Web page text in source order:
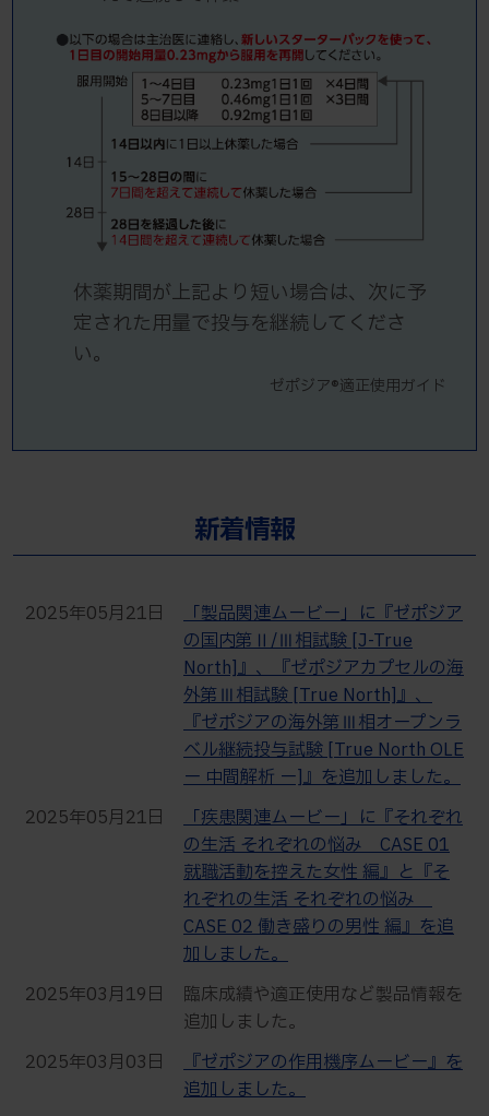
休薬期間が上記より短い場合は、次に予
定された用量で投与を継続してくださ
い。
ゼポジア®適正使用ガイド
新着情報
2025年05月21日
「製品関連ムービー」に『ゼポジア
の国内第Ⅱ/Ⅲ相試験 [J-True
North]』、『ゼポジアカプセルの海
外第Ⅲ相試験 [True North]』、
『ゼポジアの海外第Ⅲ相オープンラ
ベル継続投与試験 [True North OLE
ー 中間解析 ー]』を追加しました。
2025年05月21日
「疾患関連ムービー」に『それぞれ
の生活 それぞれの悩み CASE 01
就職活動を控えた女性 編』と『そ
れぞれの生活 それぞれの悩み
CASE 02 働き盛りの男性 編』を追
加しました。
2025年03月19日
臨床成績や適正使用など製品情報を
追加しました。
2025年03月03日
『ゼポジアの作用機序ムービー』を
追加しました。